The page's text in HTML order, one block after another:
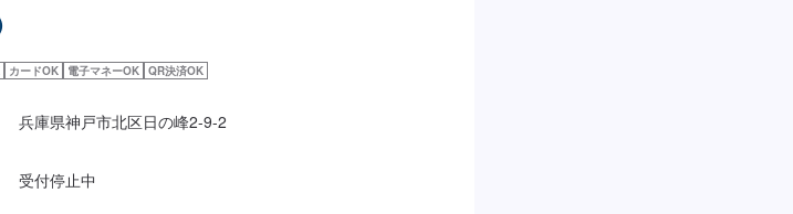
カードOK 電子マネーOK QR決済OK
兵庫県神戸市北区日の峰2-9-2
受付停止中